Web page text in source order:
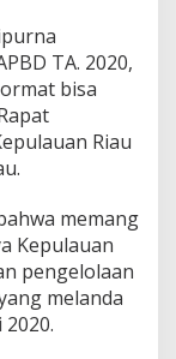
TA. 2020,
bisa
Riau
memang
Kepulauan
pengelolaan
melanda